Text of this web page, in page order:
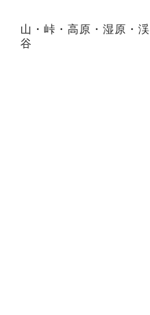
山・峠・高原・湿原・渓
谷